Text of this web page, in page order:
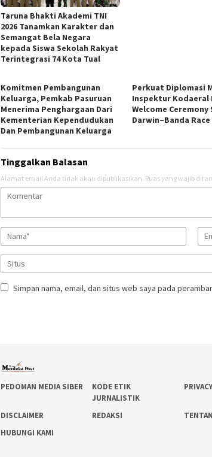
Taruna Bhakti Akademi TNI
2026 Tanamkan Karakter dan
Semangat Bela Negara
kepada Siswa Sekolah Rakyat
Terintegrasi 74 Kota Tual
Komitmen Pembangunan
Keluarga, Pemkab Pasuruan
Menerima Penghargaan Dari
Kementerian Kependudukan
Dan Pembangunan Keluarga
Perkuat Diplomasi
Inspektur Kodaeral
Welcome Ceremony
Darwin–Banda Race
Tinggalkan Balasan
Alamat email Anda tidak akan dipublikasikan. Ruas yang wajib
Simpan nama, email, dan situs web saya pada
PEDOMAN MEDIA SIBER
KODE ETIK
JURNALISTIK
DISCLAIMER REDAKSI
HUBUNGI KAMI